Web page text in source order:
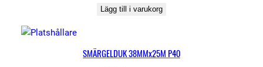
Lägg till i varukorg
SMÄRGELDUK 38MMx25M P40